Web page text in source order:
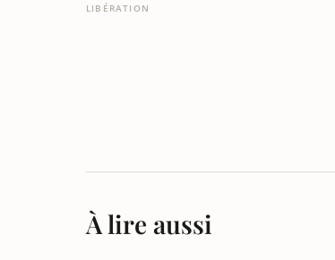
LIBÉRATION
À lire aussi